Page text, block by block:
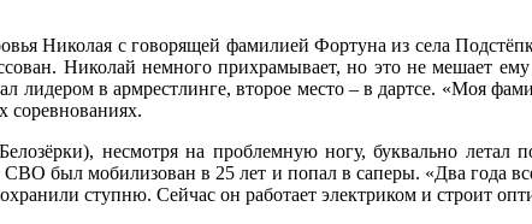
Николая с говорящей фамилией Фортуна из села
Николай немного прихрамывает, но это не мешает ему
лидером в армрестлинге, второе место – в дартсе. «Моя
несмотря на проблемную ногу, буквально летал
СВО был мобилизован в 25 лет и попал в саперы. «Два года
ступню. Сейчас он работает электриком и строит